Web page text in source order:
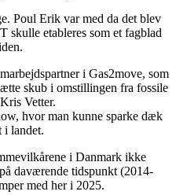
Poul Erik var med da det blev
etableres som et fagblad
i Gas2move, som
skub i omstillingen fra fossile
Vetter.
hvor man kunne sparke dæk
i landet.
i Danmark ikke
daværende tidspunkt (2014-
med her i 2025.